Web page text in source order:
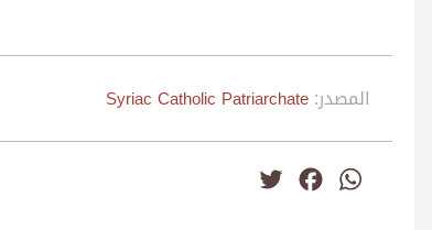
المصدر: Syriac Catholic Patriarchate
WhatsApp
Facebook